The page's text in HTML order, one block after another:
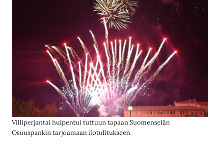
Villiperjantai huipentui tuttuun tapaan Suomenselän
Osuuspankin tarjoamaan ilotulitukseen.